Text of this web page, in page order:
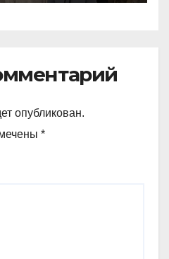
опубликован.
*